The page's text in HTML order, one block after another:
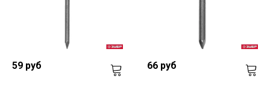
59 руб 66 руб